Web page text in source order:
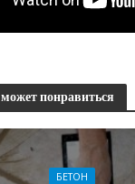
понравиться
БЕТОН